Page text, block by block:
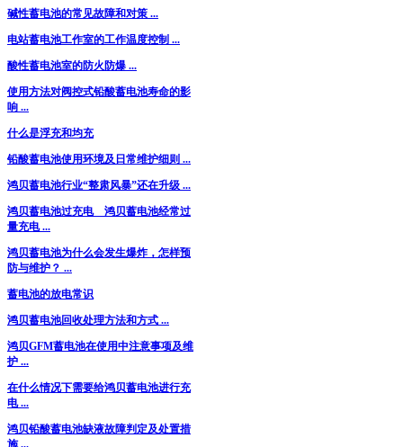
碱性蓄电池的常见故障和对策 ...
电站蓄电池工作室的工作温度控制 ...
酸性蓄电池室的防火防爆 ...
使用方法对阀控式铅酸蓄电池寿命的影
响 ...
什么是浮充和均充
铅酸蓄电池使用环境及日常维护细则 ...
鸿贝蓄电池行业“整肃风暴”还在升级 ...
鸿贝蓄电池过充电 鸿贝蓄电池经常过
量充电 ...
鸿贝蓄电池为什么会发生爆炸，怎样预
防与维护？ ...
蓄电池的放电常识
鸿贝蓄电池回收处理方法和方式 ...
鸿贝GFM蓄电池在使用中注意事项及维
护 ...
在什么情况下需要给鸿贝蓄电池进行充
电 ...
鸿贝铅酸蓄电池缺液故障判定及处置措